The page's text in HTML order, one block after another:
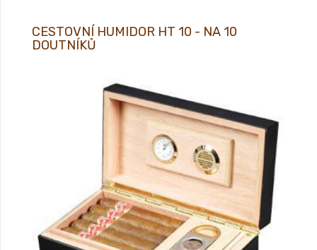
CESTOVNÍ HUMIDOR HT 10 - NA 10
DOUTNÍKŮ
CESTOVNÍ HUMIDOR HT 10